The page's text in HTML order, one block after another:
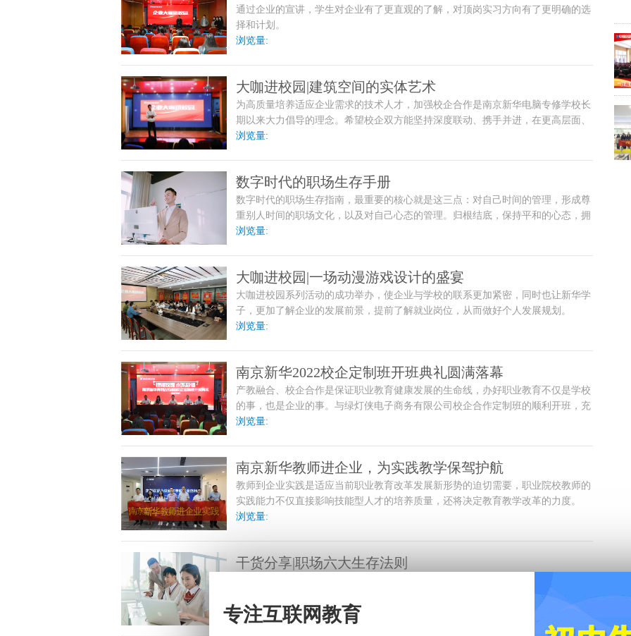
通过企业的宣讲，学生对企业有了更直观的了解，对顶岗实习方向有了更明确的选
择和计划。
浏览量:
大咖进校园|建筑空间的实体艺术
为高质量培养适应企业需求的技术人才，加强校企合作是南京新华电脑专修学校长
期以来大力倡导的理念。希望校企双方能坚持深度联动、携手并进，在更高层面、
更深层次开展全方位合作,以产教融合助力双方发展，共同促进人才培养质量提
浏览量:
数字时代的职场生存手册
数字时代的职场生存指南，最重要的核心就是这三点：对自己时间的管理，形成尊
重别人时间的职场文化，以及对自己心态的管理。归根结底，保持平和的心态，拥
有安静的环境，在工作中学会做减法，才能有效集中自己的注意力，做好工作。
浏览量:
大咖进校园|一场动漫游戏设计的盛宴
大咖进校园系列活动的成功举办，使企业与学校的联系更加紧密，同时也让新华学
子，更加了解企业的发展前景，提前了解就业岗位，从而做好个人发展规划。
浏览量:
南京新华2022校企定制班开班典礼圆满落幕
产教融合、校企合作是保证职业教育健康发展的生命线，办好职业教育不仅是学校
的事，也是企业的事。与绿灯侠电子商务有限公司校企合作定制班的顺利开班，充
分体现了双方加强战略合作，为企业培养输送实用综合性人才所做的种种积极有益
浏览量:
南京新华教师进企业，为实践教学保驾护航
教师到企业实践是适应当前职业教育改革发展新形势的迫切需要，职业院校教师的
实践能力不仅直接影响技能型人才的培养质量，还将决定教育教学改革的力度。
浏览量:
干货分享|职场六大生存法则
专注互联网教育